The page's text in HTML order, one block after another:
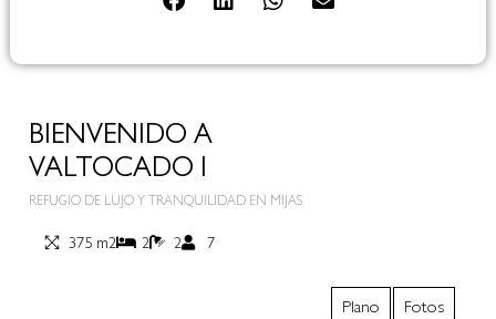
BIENVENIDO A
VALTOCADO I
REFUGIO DE LUJO Y TRANQUILIDAD EN MIJAS
375 m2 2 2 7
Plano Fotos